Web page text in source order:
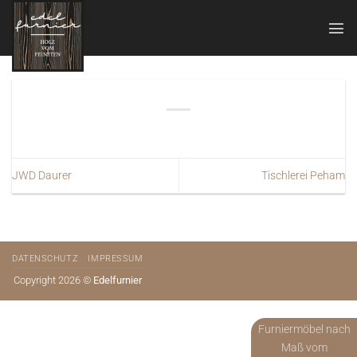
Inhalt
springen
JWD Daurer Tischlerei Peham
DATENSCHUTZ IMPRESSUM
Copyright 2026 © Edelfurnier
Furniermöbel nach
Maß vom